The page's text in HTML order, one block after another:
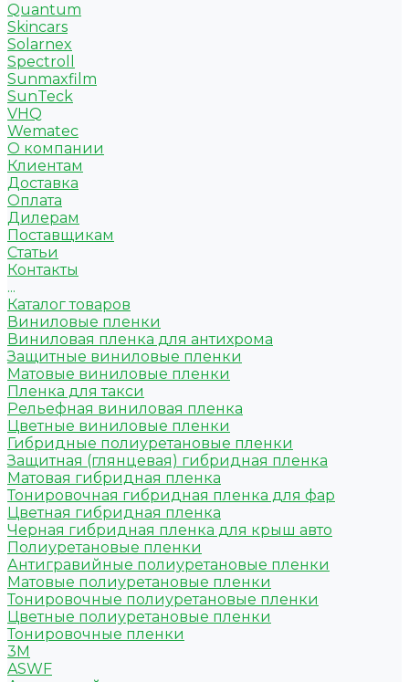
Quantum
Skincars
Solarnex
Spectroll
Sunmaxfilm
SunTeck
VHQ
Wematec
О компании
Клиентам
Доставка
Оплата
Дилерам
Поставщикам
Статьи
Контакты
...
Каталог товаров
Виниловые пленки
Виниловая пленка для антихрома
Защитные виниловые пленки
Матовые виниловые пленки
Пленка для такси
Рельефная виниловая пленка
Цветные виниловые пленки
Гибридные полиуретановые пленки
Защитная (глянцевая) гибридная пленка
Матовая гибридная пленка
Тонировочная гибридная пленка для фар
Цветная гибридная пленка
Черная гибридная пленка для крыш авто
Полиуретановые пленки
Антигравийные полиуретановые пленки
Матовые полиуретановые пленки
Тонировочные полиуретановые пленки
Цветные полиуретановые пленки
Тонировочные пленки
3M
ASWF